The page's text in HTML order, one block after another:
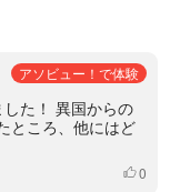
アソビュー！で体験
た！ 異国からの
ところ、他にはど
いいね
0